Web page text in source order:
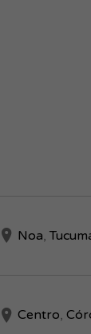
Noa,
Centro,